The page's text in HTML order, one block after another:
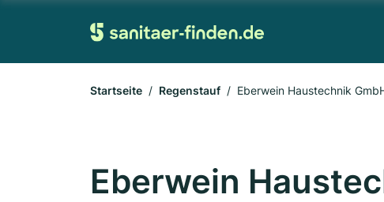
Startseite Regenstauf Eberwein Haustechnik
Eberwein